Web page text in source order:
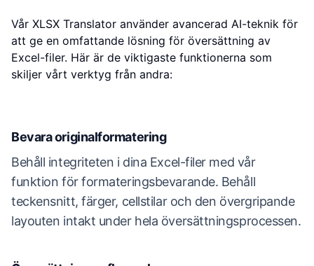
Vår XLSX Translator använder avancerad AI-teknik för
att ge en omfattande lösning för översättning av
Excel-filer. Här är de viktigaste funktionerna som
skiljer vårt verktyg från andra:
Bevara originalformatering
Behåll integriteten i dina Excel-filer med vår
funktion för formateringsbevarande. Behåll
teckensnitt, färger, cellstilar och den övergripande
layouten intakt under hela översättningsprocessen.